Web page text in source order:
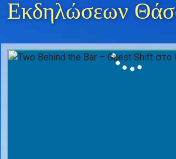
Εκδηλώσεων